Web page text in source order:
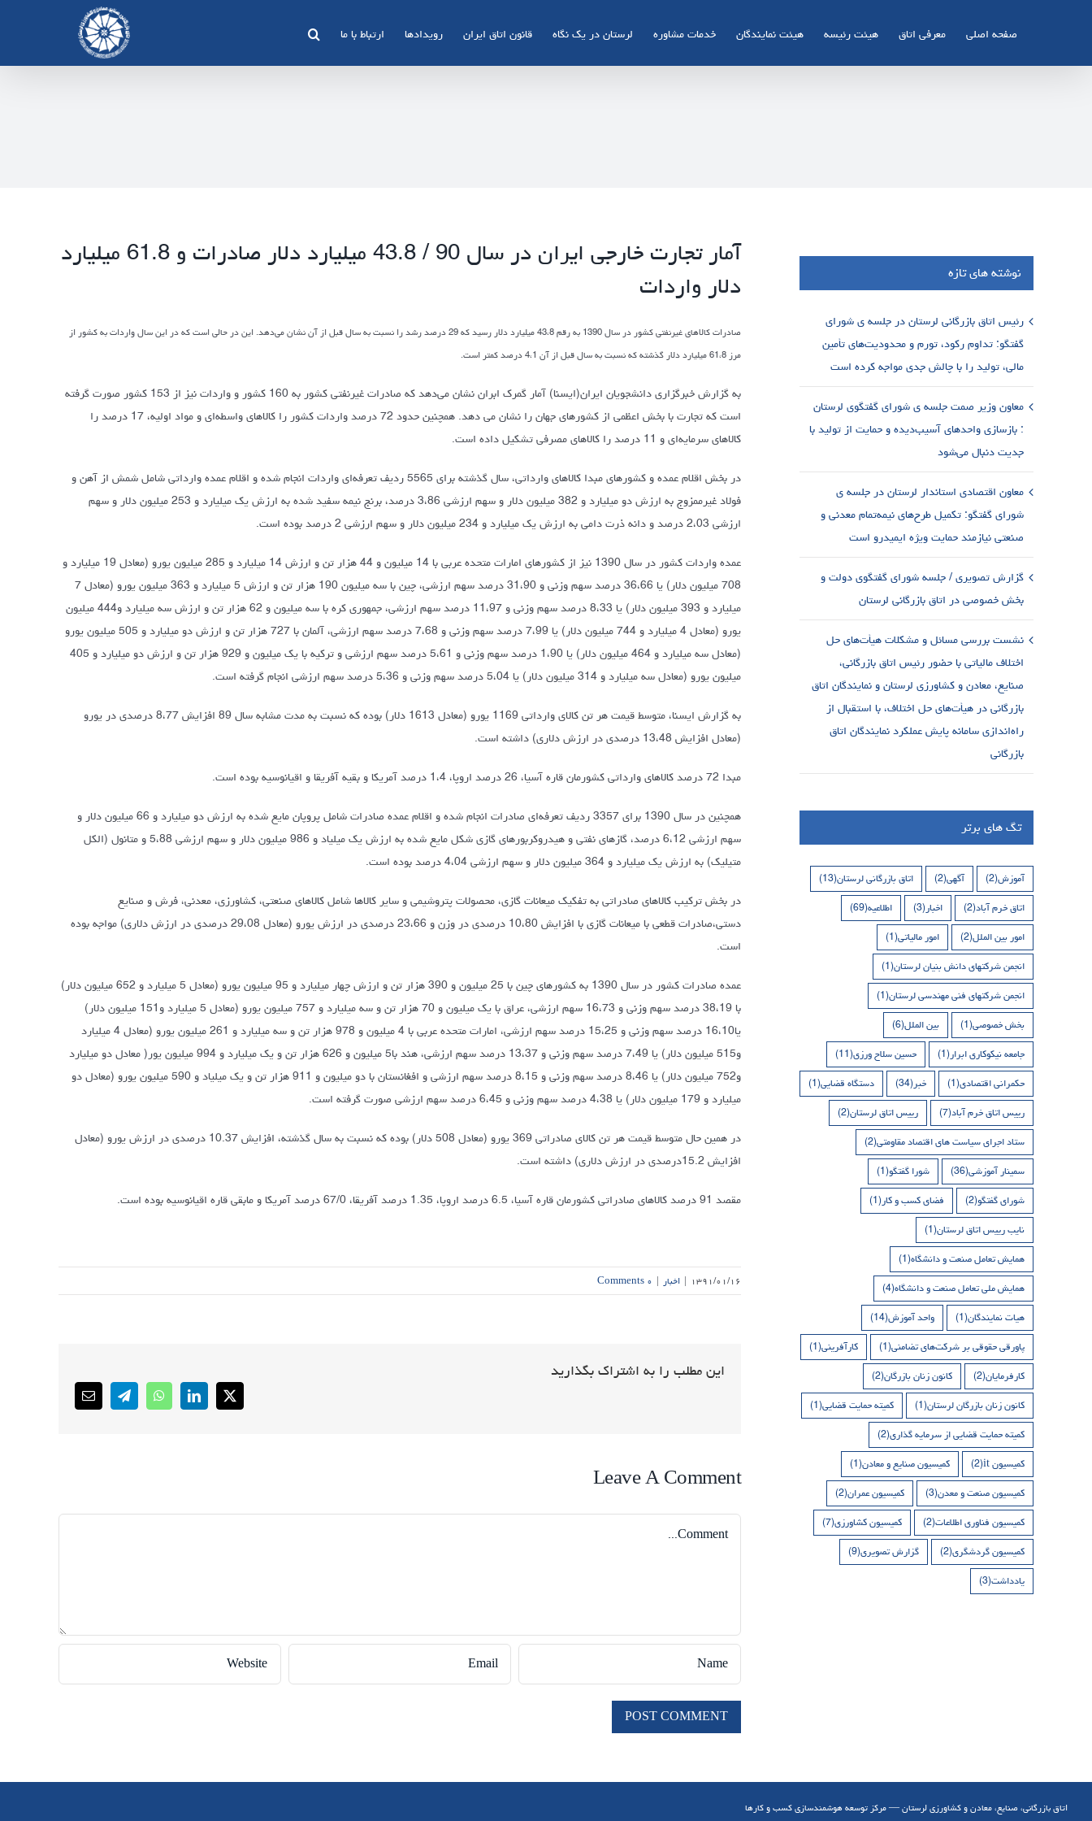
صفحه اصلی معرفی اتاق هیئت رئیسه هیئت نمایندگان خدمات مشاوره لرستان در یک نگاه قانون اتاق ایران رویدادها ارتباط با ما
آمار تجارت خارجی ایران در سال 90 / 43.8 میلیارد دلار صادرات و 61.8 میلیارد
دلار واردات
صادرات کالاهای غیرنفتی کشور در سال 1390 به رقم 43،8 میلیارد دلار رسید که 29 درصد رشد را نسبت به سال قبل از آن نشان می‌دهد. این در حالی است که در این سال واردات به کشور از
مرز 61،8 میلیارد دلار گذشته که نسبت به سال قبل از آن 4،1 درصد کمتر است.
به گزارش خبرگزاری دانشجویان ایران(ایسنا) آمار گمرک ابران نشان می‌دهد که صادرات غیرنفتی کشور به 160 کشور و واردات نیز از 153 کشور صورت گرفته
است که تجارت با بخش اعظمی از کشورهای جهان را نشان می دهد. همچنین حدود 72 درصد واردات کشور را کالاهای واسطه‌ای و مواد اولیه، 17 درصد را
کالاهای سرمایه‌ای و 11 درصد را کالاهای مصرفی تشکیل داده است.
در بخش اقلام عمده و کشورهای مبدا کالاهای وارداتی،‌ سال گذشته برای 5565 ردیف تعرفه‌ای واردات انجام شده و اقلام عمده وارداتی شامل شمش از آهن و
فولاد غیرممزوج به ارزش دو میلیارد و 382 میلیون دلار و سهم ارزشی 3،86 درصد، برنج نیمه سفید شده به ارزش یک میلیارد و 253 میلیون دلار و سهم
ارزشی 2،03 درصد و دانه ذرت دامی به ارزش یک میلیارد و 234 میلیون دلار و سهم ارزشی 2 درصد بوده است.
عمده واردات کشور در سال 1390 نیز از کشورهای امارات متحده عربی با 14 میلیون و 44 هزار تن و ارزش 14 میلیارد و 285 میلیون یورو (معادل 19 میلیارد و
708 میلیون دلار) یا 36،66 درصد سهم وزنی و 31،90 درصد سهم ارزشی، چین با سه میلیون 190 هزار تن و ارزش 5 میلیارد و 363 میلیون یورو (معادل 7
میلیارد و 393 میلیون دلار) یا 8،33 درصد سهم وزنی و 11،97 درصد سهم ارزشی، جمهوری کره با سه میلیون و 62 هزار تن و ارزش سه میلیارد و444 میلیون
یورو (معادل 4 میلیارد و 744 میلیون دلار) یا 7،99 درصد سهم وزنی و 7،68 درصد سهم ارزشی، آلمان با 727 هزار تن و ارزش دو میلیارد و 505 میلیون یورو
(معادل سه میلیارد و 464 میلیون دلار) یا 1،90 درصد سهم وزنی و 5،61 درصد سهم ارزشی و ترکیه با یک میلیون و 929 هزار تن و ارزش دو میلیارد و 405
میلیون یورو (معادل سه میلیارد و 314 میلیون دلار) یا 5،04 درصد سهم وزنی و 5،36 درصد سهم ارزشی انجام گرفته است.
به گزارش ایسنا، متوسط قیمت هر تن کالای وارداتی 1169 یورو (معادل 1613 دلار) بوده که نسبت به مدت مشابه سال 89 افزایش 8،77 درصدی در یورو
(معادل افزایش 13،48 درصدی در ارزش دلاری) داشته است.
مبدا 72 درصد کالاهای وارداتی کشورمان قاره آسیا، 26 درصد اروپا، 1،4 درصد آمریکا و بقیه آفریقا و اقیانوسیه بوده است.
همچنین در سال 1390 برای 3357 ردیف تعرفه‌ای صادرات انجام شده و اقلام عمده صادرات شامل پروپان مایع شده به ارزش دو میلیارد و 66 میلیون دلار و
سهم ارزشی 6،12 درصد، گازهای نفتی و هیدروکربورهای گازی شکل مایع شده به ارزش یک میلیاد و 986 میلیون دلار و سهم ارزشی 5،88 و متانول (الکل
متیلیک) به ارزش یک میلیارد و 364 میلیون دلار و سهم ارزشی 4،04 درصد بوده است.
در بخش ترکیب کالاهای صادراتی به تفکیک میعانات گازی، محصولات پتروشیمی و سایر کالاها شامل کالاهای صنعتی، کشاورزی، معدنی، فرش و صنایع
دستی،صادرات قطعی با میعانات گازی با افزایش 10،80 درصدی در وزن و 23،66 درصدی در ارزش یورو (معادل 29،08 درصدی در ارزش دلاری) مواجه بوده
است.
عمده صادرات کشور در سال 1390 به کشورهای چین با 25 میلیون و 390 هزار تن و ارزش چهار میلیارد و 95 میلیون یورو (معادل 5 میلیارد و 652 میلیون دلار)
با 38،19 درصد سهم وزنی و 16،73 سهم ارزشی، عراق با یک میلیون و 70 هزار تن و سه میلیارد و 757 میلیون یورو (معادل 5 میلیارد و151 میلیون دلار)
یا16،10 درصد سهم وزنی و 15،25 درصد سهم ارزشی، امارات متحده عربی با 4 میلیون و 978 هزار تن و سه میلیارد و 261 میلیون یورو (معادل 4 میلیارد
و515 میلیون دلار) یا 7،49 درصد سهم وزنی و 13،37 درصد سهم ارزشی، هند با5 میلیون و 626 هزار تن و یک میلیارد و 994 میلیون یور( معادل دو میلیارد
و752 میلیون دلار) یا 8،46 درصد سهم وزنی و 8،15 درصد سهم ارزشی و افغانستان با دو میلیون و 911 هزار تن و یک میلیاد و 590 میلیون یورو (معادل دو
میلیارد و 179 میلیون دلار) یا 4،38 درصد سهم وزنی و 6،45 درصد سهم ارزشی صورت گرفته است.
در همین حال متوسط قیمت هر تن کالای صادراتی 369 یورو (معادل 508 دلار) بوده که نسبت به سال گذشته، افزایش 10.37 درصدی در ارزش یورو (معادل
افزایش 15.2درصدی در ارزش دلاری) داشته است.
مقصد 91 درصد کالاهای صادراتی کشورمان قاره آسیا، 6.5 درصد اروپا، 1.35 درصد آفریقا، 67/0 درصد آمریکا و مابقی قاره اقیانوسیه بوده است.
۱۳۹۱/۰۱/۱۶ | اخبار | ۰ Comments
این مطلب را به اشتراک بگذارید
X
LinkedIn
WhatsApp
Telegram
Email
Leave A Comment
نوشته های تازه
رئیس اتاق بازرگانی لرستان در جلسه ی شورای
گفتگو: تداوم رکود، تورم و محدودیت‌های تأمین
مالی، تولید را با چالش جدی مواجه کرده است
معاون وزیر صمت جلسه ی شورای گفتگوی لرستان
: بازسازی واحدهای آسیب‌دیده و حمایت از تولید با
جدیت دنبال می‌شود
معاون اقتصادی استاندار لرستان در جلسه ی
شورای گفتگو: تکمیل طرح‌های نیمه‌تمام معدنی و
صنعتی نیازمند حمایت ویژه ایمیدرو است
گزارش تصویری / جلسه شورای گفتگوی دولت و
بخش خصوصی در اتاق بازرگانی لرستان
نشست بررسی مسائل و مشکلات هیأت‌های حل
اختلاف مالیاتی با حضور رئیس اتاق بازرگانی،
صنایع، معادن و کشاورزی لرستان و نمایندگان اتاق
بازرگانی در هیأت‌های حل اختلاف، با استقبال از
راه‌اندازی سامانه پایش عملکرد نمایندگان اتاق
بازرگانی
تگ های برتر
آموزش(2) آگهی(2) اتاق بازرگانی لرستان(13)
اتاق خرم آباد(2) اخبار(3) اطلاعیه(69)
امور بین الملل(2) امور مالیاتی(1)
انجمن شرکتهای دانش بنیان لرستان(1)
انجمن شرکتهای فنی مهندسی لرستان(1)
بخش خصوصی(1) بین الملل(6)
جامعه نیکوکاری ابرار(1) حسین سلاح ورزی(11)
حکمرانی اقتصادی(1) خبر(34) دستگاه قضایی(1)
رییس اتاق خرم آباد(7) رییس اتاق لرستان(2)
ستاد اجرای سیاست های اقتصاد مقاومتی(2)
سمینار آموزشی(36) شورا گفتگو(1)
شورای گفتگو(2) فضای کسب و کار(1)
نایب رییس اتاق لرستان(1)
همایش تعامل صنعت و دانشگاه(1)
همایش ملی تعامل صنعت و دانشگاه(4)
هیات نمایندگان(1) واحد آموزش(14)
پاورقی حقوقی بر شرکت‌های تضامنی(1) کارآفرینی(1)
کارفرمایان(2) کانون زنان بازرگان(2)
کانون زنان بازرگان لرستان(1) کمیته حمایت قضایی(1)
کمیته حمایت قضایی از سرمایه گذاری(2)
کمیسیون it (2) کمیسیون صنایع و معادن(1)
کمیسیون صنعت و معدن(3) کمیسیون عمران(2)
کمیسیون فناوری اطلاعات(2) کمیسیون کشاورزی(7)
کمیسیون گردشگری(2) گزارش تصویری(9)
یادداشت(3)
اتاق بازرگانی، صنایع، معادن و کشاورزی لرستان — مرکز توسعه هوشمندسازی کسب و کارها